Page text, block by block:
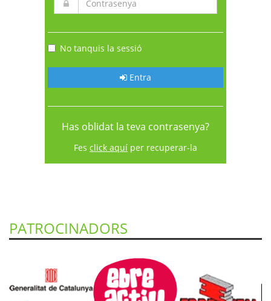
No tanquis la sessió
Entra
Has oblidat la teva contrasenya?
Fes click aquí per recuperar-la
PATROCINADORS